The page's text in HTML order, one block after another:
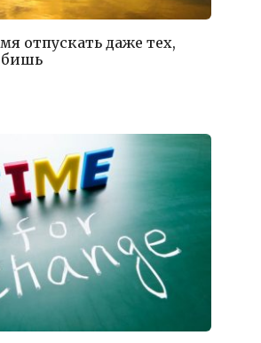
отпускать даже тех,